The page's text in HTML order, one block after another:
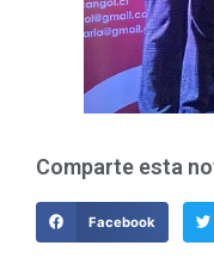
Comparte esta
Facebook